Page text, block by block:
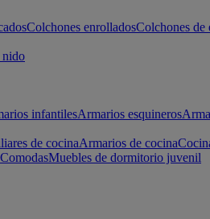
Colchones enrolladosColchones de
nido
infantilesArmarios esquineros
de cocinaArmarios de cocina
ComodasMuebles de dormitorio juvenil